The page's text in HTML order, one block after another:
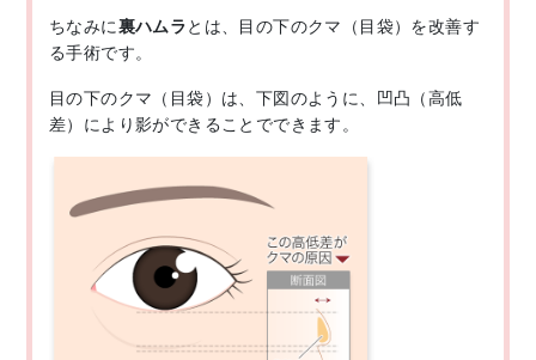
ちなみに裏ハムラ とは、目の下のクマ（目袋）を改善す
る手術です。
目の下のクマ（目袋）は、下図のように、凹凸（高低
差）により影ができることでできます。